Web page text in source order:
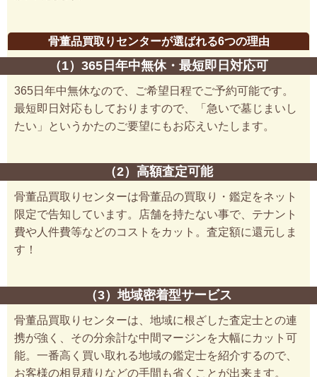
骨董品買取りセンターが選ばれる6つの理由
（1）365日年中無休・最短即日対応可
365日年中無休なので、ご希望日程でご予約可能です。
最短即日対応もしておりますので、「急いで墓じまいし
たい」というかたのご要望にもお応えいたします。
（2）高額査定可能
骨董品買取りセンターは骨董品の買取り・鑑定をネット
限定で告知しています。店舗を持たない事で、テナント
費や人件費等などのコストをカット。査定額に還元しま
す！
（3）地域密着型サービス
骨董品買取りセンターは、地域に根ざした査定士との連
携が強く、その分余計な中間マージンを大幅にカット可
能。一番高く買い取れる地域の鑑定士を紹介するので、
お客様の相見積りなどの手間も省くことが出来ます。